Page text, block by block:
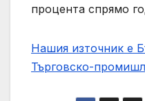
процента спрямо
Нашия източник е
Търговско-